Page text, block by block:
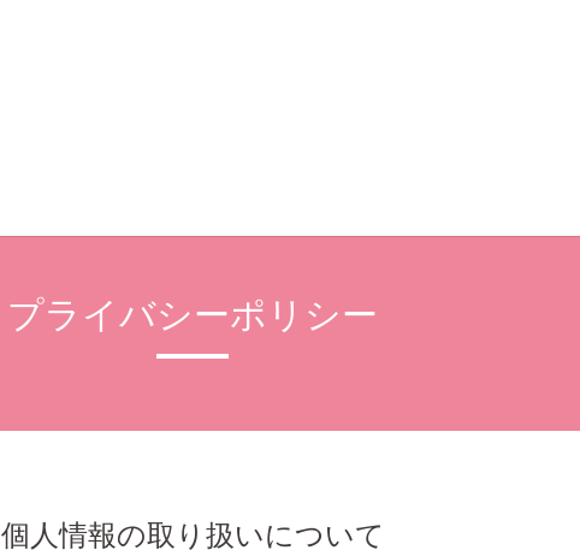
プライバシーポリシー
個人情報の取り扱いについて